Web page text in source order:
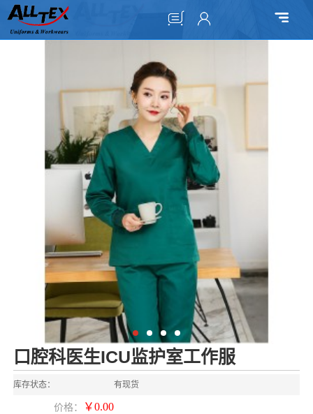
口腔科医生ICU监护室工作服
库存状态： 有现货
价格： ￥0.00